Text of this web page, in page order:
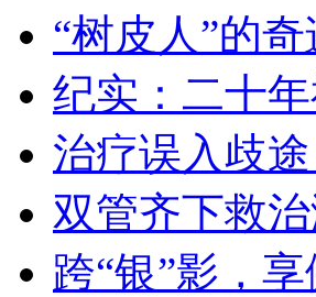
“树皮人”的
纪实：二十
治疗误入歧
双管齐下救
跨“银”影，